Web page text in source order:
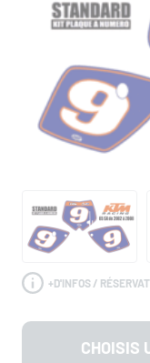
+D'INFOS /
CHOISIS